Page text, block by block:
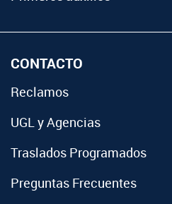
CONTACTO
Reclamos
UGL y Agencias
Traslados Programados
Preguntas Frecuentes